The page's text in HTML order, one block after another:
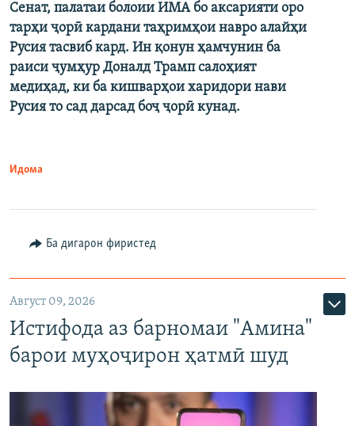
Сенат, палатаи болоии ИМА бо аксарияти оро
тарҳи ҷорӣ кардани таҳримҳои навро алайҳи
Русия тасвиб кард. Ин қонун ҳамчунин ба
раиси ҷумҳур Доналд Трамп салоҳият
медиҳад, ки ба кишварҳои харидори нави
Русия то сад дарсад боҷ ҷорӣ кунад.
Идома
Ба дигарон фиристед
Август 09, 2026
Истифода аз барномаи "Амина"
барои муҳоҷирон ҳатмӣ шуд